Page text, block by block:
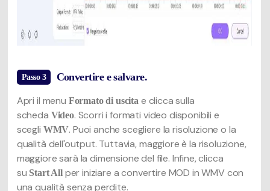
Passo 3 Convertire e salvare.
Apri il menu Formato di uscita e clicca sulla
scheda Video. Scorri i formati video disponibili e
scegli WMV. Puoi anche scegliere la risoluzione o la
qualità dell'output. Tuttavia, maggiore è la risoluzione,
maggiore sarà la dimensione del file. Infine, clicca
su Start All per iniziare a convertire MOD in WMV con
una qualità senza perdite.